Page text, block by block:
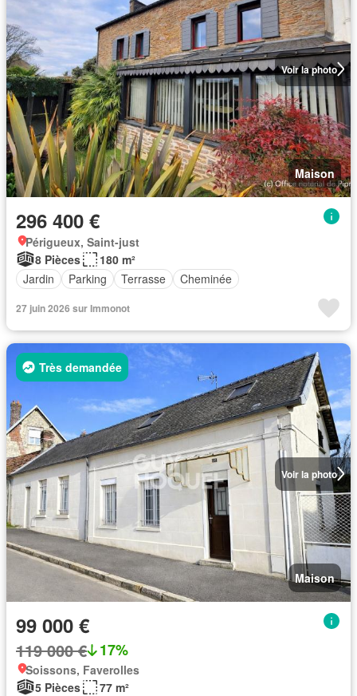
Voir la photo
Maison
296 400 €
Périgueux, Saint-just
8 Pièces
180 m²
Jardin
Parking Terrasse Cheminée
27 juin 2026 sur Immonot
Voir la photo
Très demandée
Maison
99 000 €
119 000 € 17%
Soissons, Faverolles
5 Pièces
77 m²